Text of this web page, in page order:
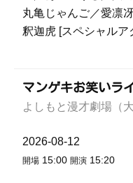
丸亀じゃんご／愛凛
釈迦虎 [スペシャルア
マンゲキお笑いラ
よしもと漫才劇場（大
2026-08-12
開場 15:00 開演 15:20